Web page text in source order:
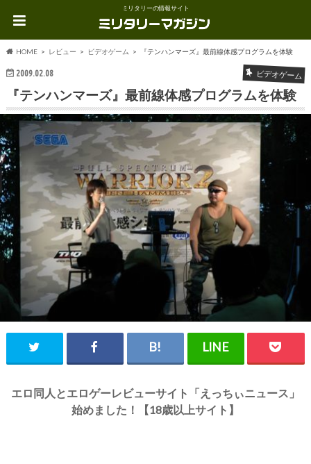
ミリタリーの情報サイト
HOME レビュー ビデオゲーム 『テンハンマーズ』最前線体感プログラムを体験
2009.02.08 ビデオゲーム
『テンハンマーズ』最前線体感プログラムを体験
エロ同人とエロゲーレビューサイト「えっちぃニュース」
始めました！【18歳以上サイト】